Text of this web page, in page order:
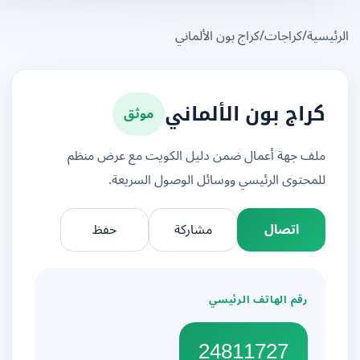
/كراجات/كراج بون الألماني
كراج بون الألماني
موثق
ملف جهة أعمال ضمن دليل الكويت مع عرض منظم
للمحتوى الرئيسي ووسائل الوصول السريعة.
اتصال
مشاركة
رقم الهاتف الرئيسي
24811727